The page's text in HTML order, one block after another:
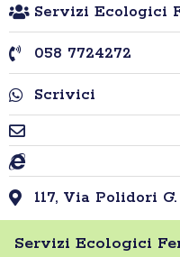
Servizi Ecologici
058 7724272
Scrivici
117, Via Polidori
Servizi Ecologici